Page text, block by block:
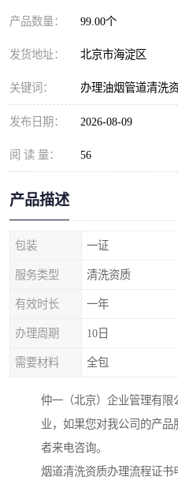
产品数量： 99.00个
发货地址： 北京市海淀区
关键词： 办理油烟管道清洗
发布日期： 2026-08-09
阅 读 量： 56
产品描述
包装 一证
服务类型 清洗资质
有效时长 一年
办理周期 10日
需要材料 全包
仲一（北京）企业管理有
业，如果您对我公司的产
者来电咨询。
烟道清洗资质办理流程证书